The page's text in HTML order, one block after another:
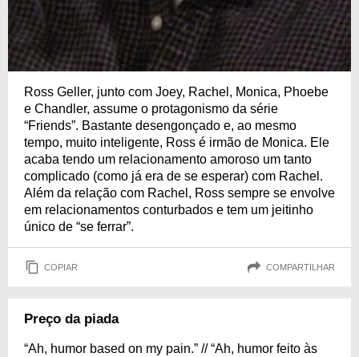
Ross Geller, junto com Joey, Rachel, Monica, Phoebe
e Chandler, assume o protagonismo da série
“Friends”. Bastante desengonçado e, ao mesmo
tempo, muito inteligente, Ross é irmão de Monica. Ele
acaba tendo um relacionamento amoroso um tanto
complicado (como já era de se esperar) com Rachel.
Além da relação com Rachel, Ross sempre se envolve
em relacionamentos conturbados e tem um jeitinho
único de “se ferrar”.
COPIAR COMPARTILHAR
Preço da piada
“Ah, humor based on my pain.” // “Ah, humor feito às